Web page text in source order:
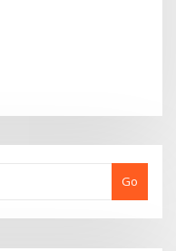
Go